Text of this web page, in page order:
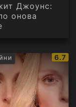
Джоунс:
онова
IMDb
6.7